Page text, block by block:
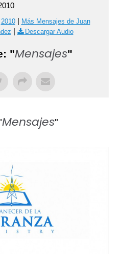
2010| Más Mensajes de Juan
| Descargar Audio
"Mensajes"
Mensajes"